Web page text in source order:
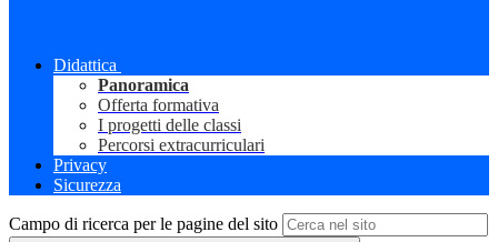
Didattica
Panoramica
Offerta formativa
I progetti delle classi
Percorsi extracurriculari
Privacy
Sicurezza
Campo di ricerca per le pagine del sito